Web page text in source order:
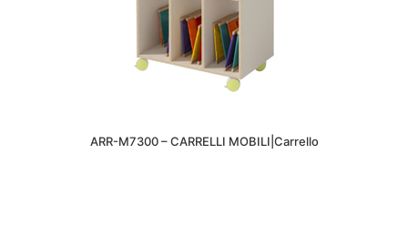
ARR-M7300 – CARRELLI MOBILI|Carrello